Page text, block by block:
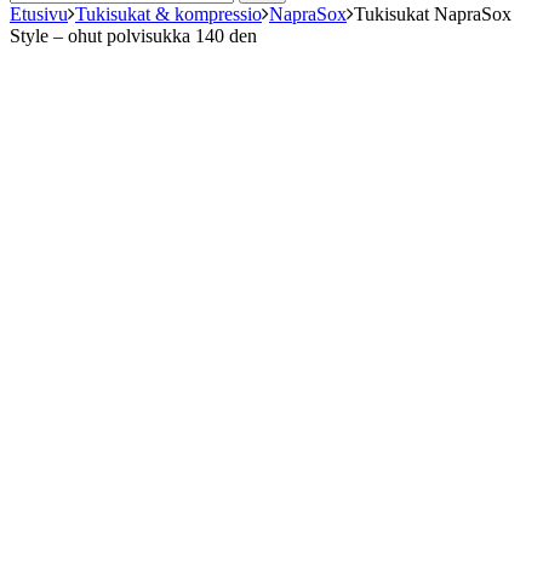
Etusivu Tukisukat & kompressio NapraSox Tukisukat NapraSox
Style – ohut polvisukka 140 den